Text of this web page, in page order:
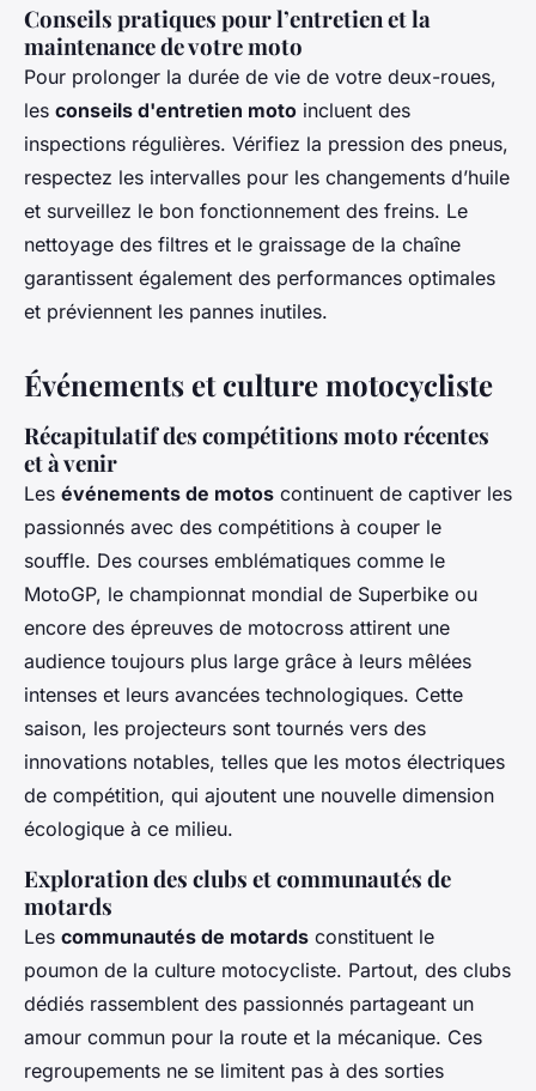
Conseils pratiques pour l’entretien et la
maintenance de votre moto
Pour prolonger la durée de vie de votre deux-roues,
les conseils d'entretien moto incluent des
inspections régulières. Vérifiez la pression des pneus,
respectez les intervalles pour les changements d’huile
et surveillez le bon fonctionnement des freins. Le
nettoyage des filtres et le graissage de la chaîne
garantissent également des performances optimales
et préviennent les pannes inutiles.
Événements et culture motocycliste
Récapitulatif des compétitions moto récentes
et à venir
Les événements de motos continuent de captiver les
passionnés avec des compétitions à couper le
souffle. Des courses emblématiques comme le
MotoGP, le championnat mondial de Superbike ou
encore des épreuves de motocross attirent une
audience toujours plus large grâce à leurs mêlées
intenses et leurs avancées technologiques. Cette
saison, les projecteurs sont tournés vers des
innovations notables, telles que les motos électriques
de compétition, qui ajoutent une nouvelle dimension
écologique à ce milieu.
Exploration des clubs et communautés de
motards
Les communautés de motards constituent le
poumon de la culture motocycliste. Partout, des clubs
dédiés rassemblent des passionnés partageant un
amour commun pour la route et la mécanique. Ces
regroupements ne se limitent pas à des sorties